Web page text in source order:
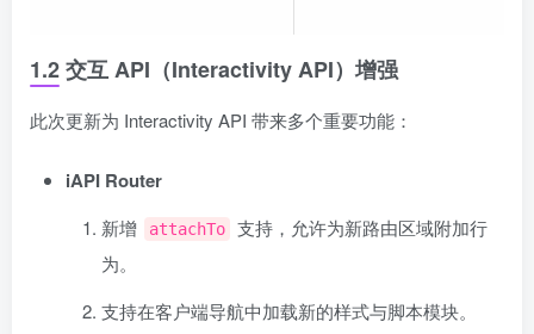
1.2 交互 API（Interactivity API）增强
此次更新为 Interactivity API 带来多个重要功能：
iAPI Router
新增 attachTo
支持，允许为新路由区域附加行
为。
支持在客户端导航中加载新的样式与脚本模块。